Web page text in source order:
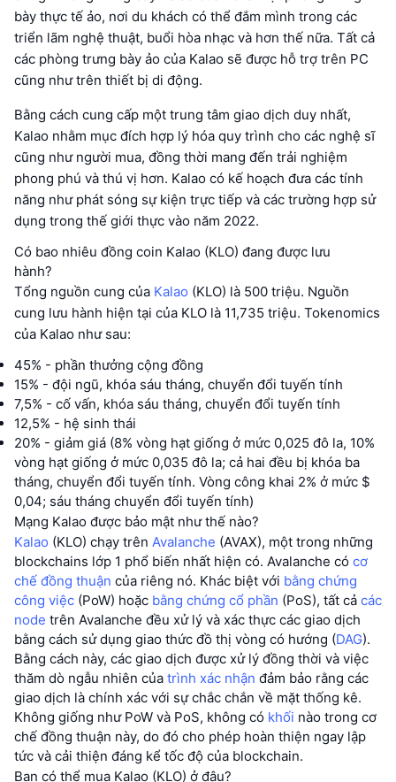
bày thực tế ảo, nơi du khách có thể đắm mình trong các
triển lãm nghệ thuật, buổi hòa nhạc và hơn thế nữa. Tất cả
các phòng trưng bày ảo của Kalao sẽ được hỗ trợ trên PC
cũng như trên thiết bị di động.
Bằng cách cung cấp một trung tâm giao dịch duy nhất,
Kalao nhằm mục đích hợp lý hóa quy trình cho các nghệ sĩ
cũng như người mua, đồng thời mang đến trải nghiệm
phong phú và thú vị hơn. Kalao có kế hoạch đưa các tính
năng như phát sóng sự kiện trực tiếp và các trường hợp sử
dụng trong thế giới thực vào năm 2022.
Có bao nhiêu đồng coin Kalao (KLO) đang được lưu
hành?
Tổng nguồn cung của Kalao (KLO) là 500 triệu. Nguồn
cung lưu hành hiện tại của KLO là 11,735 triệu. Tokenomics
của Kalao như sau:
45% - phần thưởng cộng đồng
15% - đội ngũ, khóa sáu tháng, chuyển đổi tuyến tính
7,5% - cố vấn, khóa sáu tháng, chuyển đổi tuyến tính
12,5% - hệ sinh thái
20% - giảm giá (8% vòng hạt giống ở mức 0,025 đô la, 10%
vòng hạt giống ở mức 0,035 đô la; cả hai đều bị khóa ba
tháng, chuyển đổi tuyến tính. Vòng công khai 2% ở mức $
0,04; sáu tháng chuyển đổi tuyến tính)
Mạng Kalao được bảo mật như thế nào?
Kalao (KLO) chạy trên Avalanche (AVAX), một trong những
blockchains lớp 1 phổ biến nhất hiện có. Avalanche có cơ
chế đồng thuận của riêng nó. Khác biệt với bằng chứng
công việc (PoW) hoặc bằng chứng cổ phần (PoS), tất cả các
node trên Avalanche đều xử lý và xác thực các giao dịch
bằng cách sử dụng giao thức đồ thị vòng có hướng (DAG).
Bằng cách này, các giao dịch được xử lý đồng thời và việc
thăm dò ngẫu nhiên của trình xác nhận đảm bảo rằng các
giao dịch là chính xác với sự chắc chắn về mặt thống kê.
Không giống như PoW và PoS, không có khối nào trong cơ
chế đồng thuận này, do đó cho phép hoàn thiện ngay lập
tức và cải thiện đáng kể tốc độ của blockchain.
Bạn có thể mua Kalao (KLO) ở đâu?